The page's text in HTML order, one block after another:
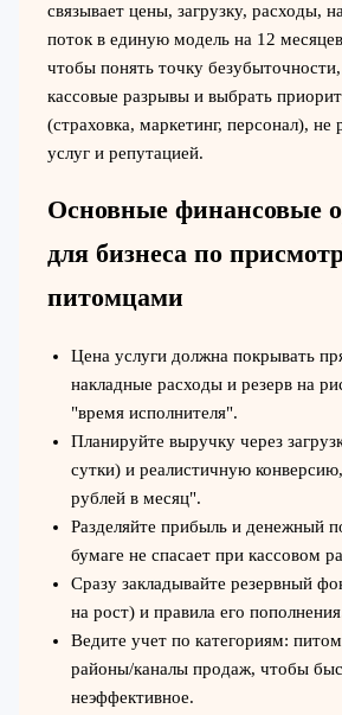
связывает цены, загрузку, расходы,
поток в единую модель на 12
чтобы понять точку безубыточности,
кассовые разрывы и выбрать
(страховка, маркетинг, персонал), не
услуг и репутацией.
Основные финансовые
для бизнеса по
питомцами
Цена услуги должна покрывать
накладные расходы и резерв на
"время исполнителя".
Планируйте выручку через
сутки) и реалистичную
рублей в месяц".
Разделяйте прибыль и денежный
бумаге не спасает при кассовом
Сразу закладывайте резервный
на рост) и правила его
Ведите учет по категориям:
районы/каналы продаж, чтобы
неэффективное.